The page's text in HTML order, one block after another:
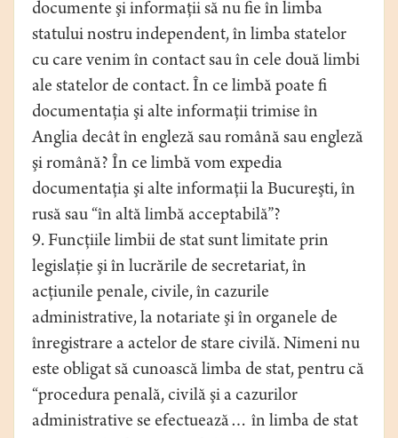
documente şi informaţii să nu fie în limba
statului nostru independent, în limba statelor
cu care venim în contact sau în cele două limbi
ale statelor de contact. În ce limbă poate fi
documentaţia şi alte informaţii trimise în
Anglia decât în engleză sau română sau engleză
şi română? În ce limbă vom expedia
documentaţia şi alte informaţii la Bucureşti, în
rusă sau “în altă limbă acceptabilă”?
9. Funcţiile limbii de stat sunt limitate prin
legislaţie şi în lucrările de secretariat, în
acţiunile penale, civile, în cazurile
administrative, la notariate şi în organele de
înregistrare a actelor de stare civilă. Nimeni nu
este obligat să cunoască limba de stat, pentru că
“procedura penală, civilă şi a cazurilor
administrative se efectuează… în limba de stat